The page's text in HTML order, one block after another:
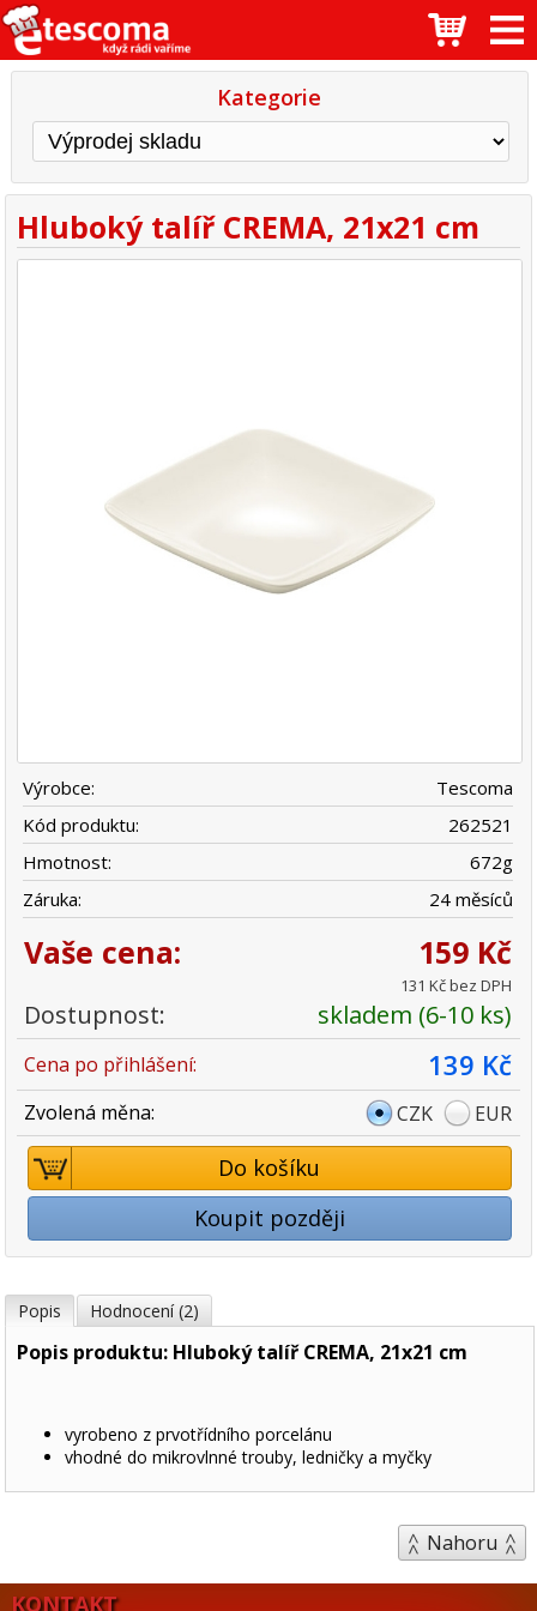
Kategorie
Hluboký talíř CREMA, 21x21 cm
Výrobce:
Tescoma
Kód produktu:
262521
Hmotnost:
672g
Záruka:
24 měsíců
Vaše cena: 159 Kč
131 Kč bez DPH
Dostupnost: skladem (6-10 ks)
Cena po přihlášení: 139 Kč
Zvolená měna: CZK EUR
Do košíku
Koupit později
Popis Hodnocení (2)
Popis produktu: Hluboký talíř CREMA, 21x21 cm
vyrobeno z prvotřídního porcelánu
vhodné do mikrovlnné trouby, ledničky a myčky
Nahoru
KONTAKT